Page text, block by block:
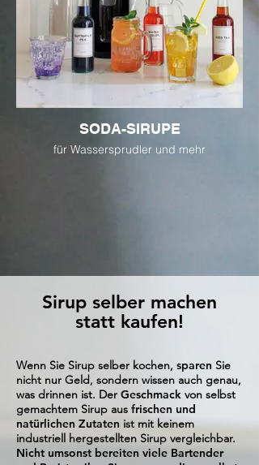
SODA-SIRUPE
für Wassersprudler und mehr
Sirup selber machen
statt kaufen!
Wenn Sie Sirup selber kochen, sparen Sie
nicht nur Geld, sondern wissen auch genau,
was drinnen ist. Der Geschmack von selbst
gemachtem Sirup aus frischen und
natürlichen Zutaten ist mit keinem
industriell hergestellten Sirup vergleichbar.
Nicht umsonst bereiten viele Bartender